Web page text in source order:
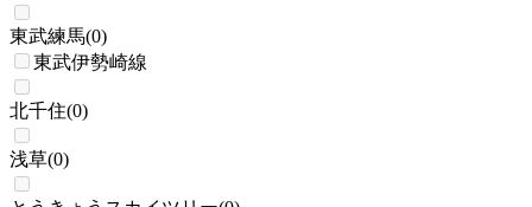
東武練馬(0)
東武伊勢崎線
北千住(0)
浅草(0)